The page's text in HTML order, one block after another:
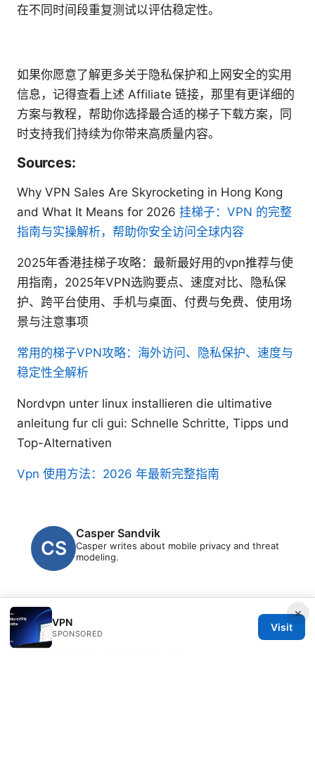
在不同时间段重复测试以评估稳定性。
如果你愿意了解更多关于隐私保护和上网安全的实用
信息，记得查看上述 Affiliate 链接，那里有更详细的
方案与教程，帮助你选择最合适的梯子下载方案，同
时支持我们持续为你带来高质量内容。
Sources:
Why VPN Sales Are Skyrocketing in Hong Kong
and What It Means for 2026 挂梯子：VPN 的完整
指南与实操解析，帮助你安全访问全球内容
2025年香港挂梯子攻略：最新最好用的vpn推荐与使
用指南，2025年VPN选购要点、速度对比、隐私保
护、跨平台使用、手机与桌面、付费与免费、使用场
景与注意事项
常用的梯子VPN攻略：海外访问、隐私保护、速度与
稳定性全解析
Nordvpn unter linux installieren die ultimative
anleitung fur cli gui: Schnelle Schritte, Tipps und
Top-Alternativen
Vpn 使用方法：2026 年最新完整指南
Casper Sandvik
Casper writes about mobile privacy and threat
modeling.
×
VPN
SPONSORED
Visit
© 2026 Clinedical. All rights reserved.